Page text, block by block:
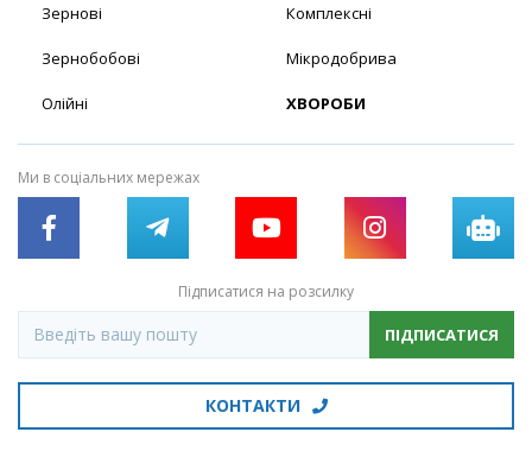
Зернові
Зернобобові
Олійні
Комплексні
Мікродобрива
ХВОРОБИ
Ми в соціальних мережах
Підписатися на розсилку
ПІДПИСАТИСЯ
КОНТАКТИ